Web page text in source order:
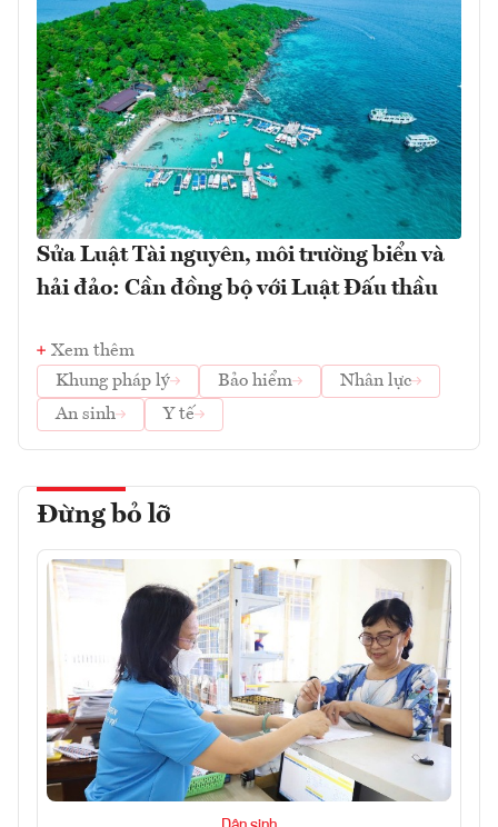
Sửa Luật Tài nguyên, môi trường biển và
hải đảo: Cần đồng bộ với Luật Đấu thầu
Xem thêm
Khung pháp lý
Bảo hiểm
Nhân lực
An sinh
Y tế
Đừng bỏ lỡ